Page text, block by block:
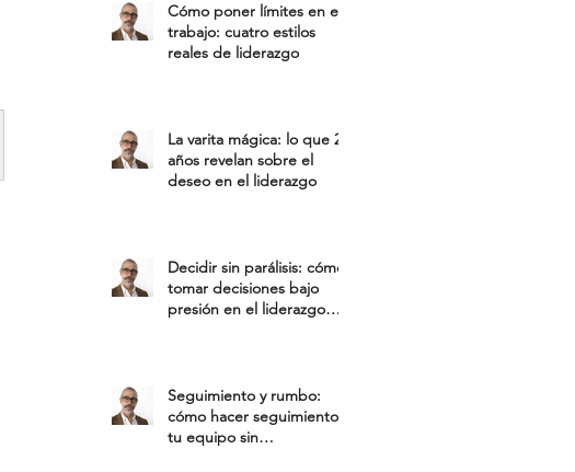
Cómo poner límites en el
trabajo: cuatro estilos
reales de liderazgo
La varita mágica: lo que 25
años revelan sobre el
deseo en el liderazgo
Decidir sin parálisis: cómo
tomar decisiones bajo
presión en el liderazgo
Seguimiento y rumbo:
cómo hacer seguimiento a
tu equipo sin